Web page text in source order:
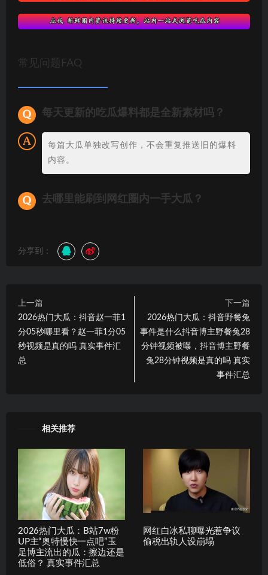
常见问题FAQ
每天更新的吃瓜爆料都是全新素材吗？
每篇大瓜单独改写创作，不会重复推送旧的爆料
内容。
去哪里能刷到网红圈内一手大瓜？
分享到：
上一篇
2026热门大瓜：抖音赵一菲1
分05秒哪里看？赵一菲1分05
秒视频是真的吗 真实事件汇
总
下一篇
2026热门大瓜：抖音野餐兔
事件是什么抖音博主野餐兔28
分钟视频被曝，抖音博主野餐
兔28分钟视频是真的吗 真实
事件汇总
相关推荐
2026热门大瓜：B站7w粉
UP主“奥特慢快一点吧”玉
足博主流出的瓜：擦边还是
低俗？ 真实事件汇总
网红白冰私聊曝光惹争议
偷税出轨人设崩塌